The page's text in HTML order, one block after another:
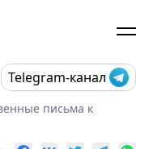
Telegram-канал
письма к